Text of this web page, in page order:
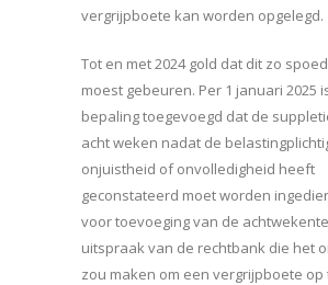
vergrijpboete kan worden opgelegd.
Tot en met 2024 gold dat dit zo
moest gebeuren. Per 1 januari 2025
bepaling toegevoegd dat de
acht weken nadat de
onjuistheid of onvolledigheid heeft
geconstateerd moet worden
voor toevoeging van de
uitspraak van de rechtbank die het
zou maken om een vergrijpboete op